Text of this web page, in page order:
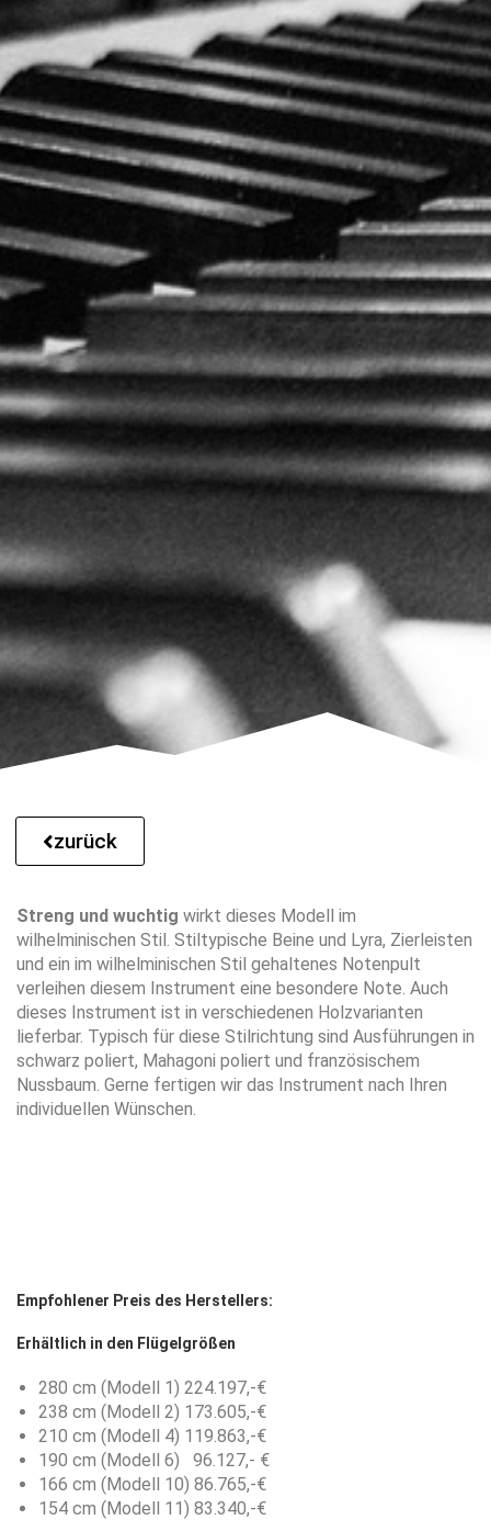
zurück
Streng und wuchtig wirkt dieses Modell im
wilhelminischen Stil. Stiltypische Beine und Lyra, Zierleisten
und ein im wilhelminischen Stil gehaltenes Notenpult
verleihen diesem Instrument eine besondere Note. Auch
dieses Instrument ist in verschiedenen Holzvarianten
lieferbar. Typisch für diese Stilrichtung sind Ausführungen in
schwarz poliert, Mahagoni poliert und französischem
Nussbaum. Gerne fertigen wir das Instrument nach Ihren
individuellen Wünschen.
Empfohlener Preis des Herstellers:
Erhältlich in den Flügelgrößen
280 cm (Modell 1) 224.197,-€
238 cm (Modell 2) 173.605,-€
210 cm (Modell 4) 119.863,-€
190 cm (Modell 6) 96.127,- €
166 cm (Modell 10) 86.765,-€
154 cm (Modell 11) 83.340,-€